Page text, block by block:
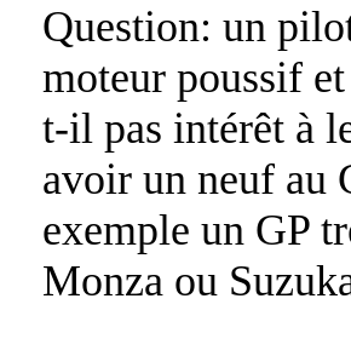
Question: un
moteur poussif
t-il pas intérêt à
avoir un neuf au
exemple un GP
Monza ou